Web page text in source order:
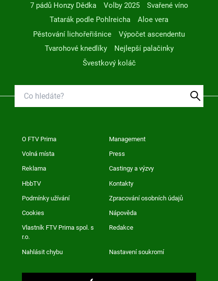
7 pádů Honzy Dědka
Volby 2025
Svařené víno
Tatarák podle Pohlreicha
Aloe vera
Pěstování lichořeřišnice
Výpočet ascendentu
Tvarohové knedlíky
Nejlepší palačinky
Švestkový koláč
O FTV Prima Management
Volná místa Press
Reklama Castingy a výzvy
HbbTV Kontakty
Podmínky užívání Zpracování osobních údajů
Cookies Nápověda
Vlastník FTV Prima spol. s
r.o.
Redakce
Nahlásit chybu Nastavení soukromí